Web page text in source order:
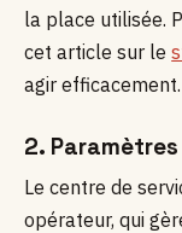
la place utilisée.
cet article sur le
agir efficacement.
2.
Le centre de
opérateur, qui